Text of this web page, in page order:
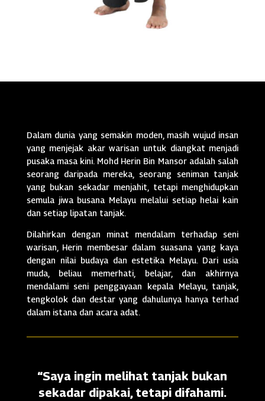
Dalam dunia yang semakin moden, masih wujud insan
yang menjejak akar warisan untuk diangkat menjadi
pusaka masa kini. Mohd Herin Bin Mansor adalah salah
seorang daripada mereka, seorang seniman tanjak
yang bukan sekadar menjahit, tetapi menghidupkan
semula jiwa busana Melayu melalui setiap helai kain
dan setiap lipatan tanjak.
Dilahirkan dengan minat mendalam terhadap seni
warisan, Herin membesar dalam suasana yang kaya
dengan nilai budaya dan estetika Melayu. Dari usia
muda, beliau memerhati, belajar, dan akhirnya
mendalami seni penggayaan kepala Melayu, tanjak,
tengkolok dan destar yang dahulunya hanya terhad
dalam istana dan acara adat.
“Saya ingin melihat tanjak bukan
sekadar dipakai, tetapi difahami.